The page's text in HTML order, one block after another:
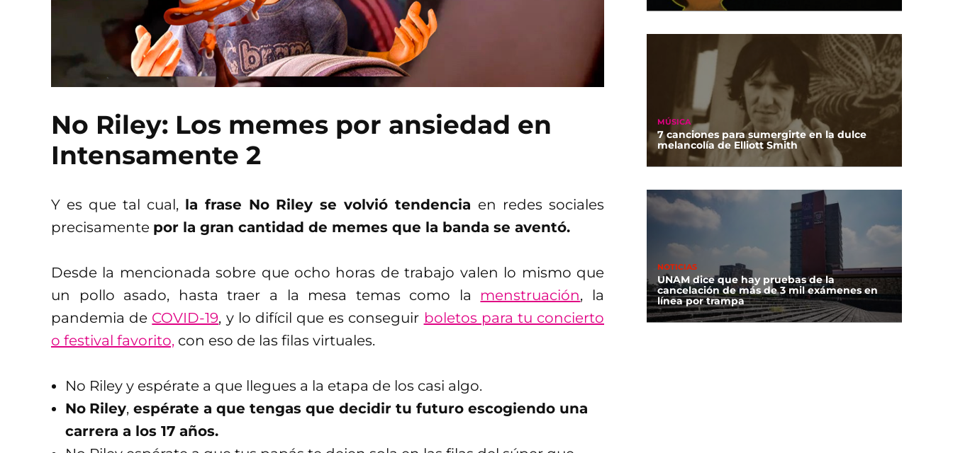
No Riley: Los memes por ansiedad en
Intensamente 2
Y es que tal cual, la frase No Riley se volvió tendencia en redes sociales
precisamente por la gran cantidad de memes que la banda se aventó.
Desde la mencionada sobre que ocho horas de trabajo valen lo mismo que
un pollo asado, hasta traer a la mesa temas como la menstruación, la
pandemia de COVID-19, y lo difícil que es conseguir boletos para tu concierto
o festival favorito, con eso de las filas virtuales.
No Riley y espérate a que llegues a la etapa de los casi algo.
No Riley, espérate a que tengas que decidir tu futuro escogiendo una
carrera a los 17 años.
MÚSICA
7 canciones para sumergirte en la dulce
melancolía de Elliott Smith
NOTICIAS
UNAM dice que hay pruebas de la
cancelación de más de 3 mil exámenes en
línea por trampa